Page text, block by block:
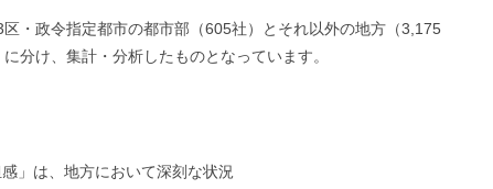
・政令指定都市の都市部（605社）とそれ以外の地方（3,175
分け、集計・分析したものとなっています。
」は、地方において深刻な状況